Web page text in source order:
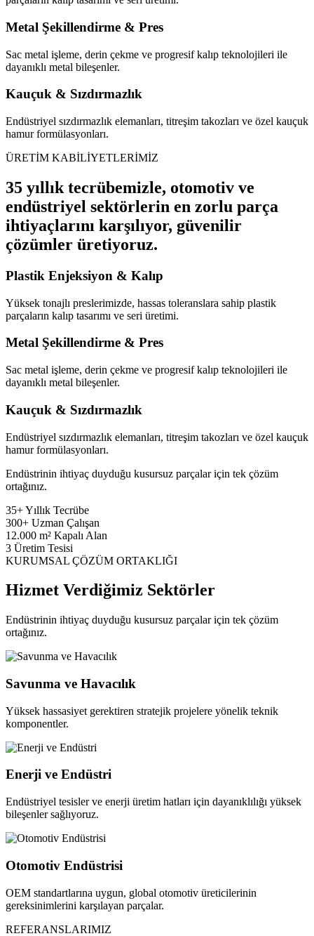
Metal Şekillendirme & Pres
Sac metal işleme, derin çekme ve progresif kalıp teknolojileri ile
dayanıklı metal bileşenler.
Kauçuk & Sızdırmazlık
Endüstriyel sızdırmazlık elemanları, titreşim takozları ve özel kauçuk
hamur formülasyonları.
ÜRETİM KABİLİYETLERİMİZ
35 yıllık tecrübemizle, otomotiv ve
endüstriyel sektörlerin en zorlu parça
ihtiyaçlarını karşılıyor, güvenilir
çözümler üretiyoruz.
Plastik Enjeksiyon & Kalıp
Yüksek tonajlı preslerimizde, hassas toleranslara sahip plastik
parçaların kalıp tasarımı ve seri üretimi.
Metal Şekillendirme & Pres
Sac metal işleme, derin çekme ve progresif kalıp teknolojileri ile
dayanıklı metal bileşenler.
Kauçuk & Sızdırmazlık
Endüstriyel sızdırmazlık elemanları, titreşim takozları ve özel kauçuk
hamur formülasyonları.
Endüstrinin ihtiyaç duyduğu kusursuz parçalar için tek çözüm
ortağınız.
35+Yıllık Tecrübe
300+ Uzman Çalışan
12.000 m² Kapalı Alan
3 Üretim Tesisi
KURUMSAL ÇÖZÜM ORTAKLIĞI
Hizmet Verdiğimiz Sektörler
Endüstrinin ihtiyaç duyduğu kusursuz parçalar için tek çözüm
ortağınız.
Savunma ve Havacılık
Yüksek hassasiyet gerektiren stratejik projelere yönelik teknik
komponentler.
Enerji ve Endüstri
Endüstriyel tesisler ve enerji üretim hatları için dayanıklılığı yüksek
bileşenler sağlıyoruz.
Otomotiv Endüstrisi
OEM standartlarına uygun, global otomotiv üreticilerinin
gereksinimlerini karşılayan parçalar.
REFERANSLARIMIZ